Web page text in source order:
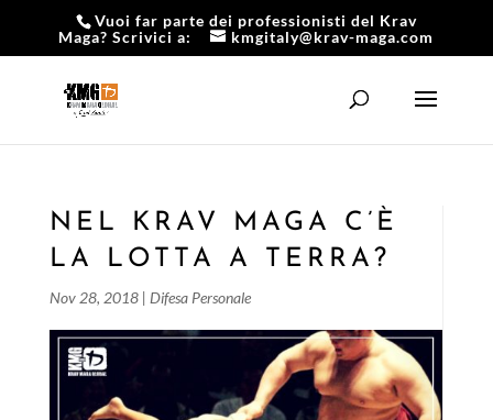
Vuoi far parte dei professionisti del Krav
Maga? Scrivici a:
kmgitaly@krav-maga.com
NEL KRAV MAGA C’È
LA LOTTA A TERRA?
Nov 28, 2018| Difesa Personale